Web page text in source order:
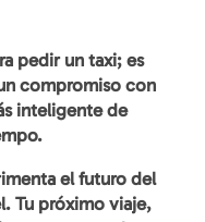
pedir un taxi; es
compromiso con
inteligente de
el futuro del
Tu próximo viaje,